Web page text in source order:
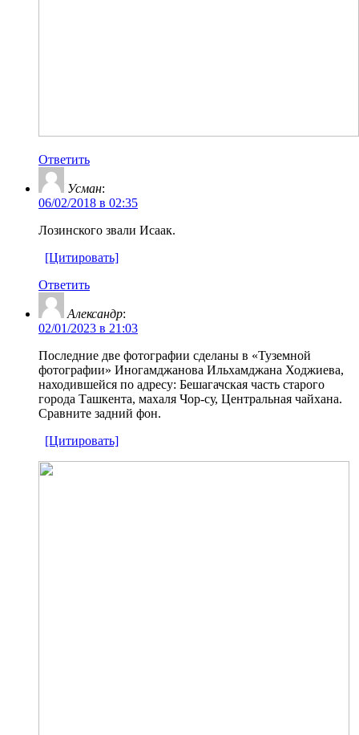
Ответить
Усман:
06/02/2018 в 02:35
Лозинского звали Исаак.
[Цитировать]
Ответить
Александр:
02/01/2023 в 21:03
Последние две фотографии сделаны в «Туземной
фотографии» Иногамджанова Ильхамджана Ходжиева,
находившейся по адресу: Бешагачская часть старого
города Ташкента, махаля Чор-су, Центральная чайхана.
Сравните задний фон.
[Цитировать]